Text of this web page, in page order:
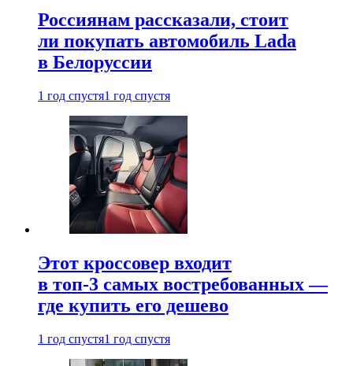
Россиянам рассказали, стоит
ли покупать автомобиль Lada
в Белоруссии
1 год спустя1 год спустя
Этот кроссовер входит
в топ-3 самых востребованных —
где купить его дешево
1 год спустя1 год спустя